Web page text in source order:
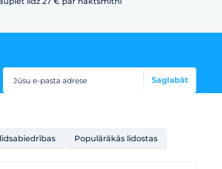
Jūsu e-pasta adrese Saglabāt
Populārākās lidostas